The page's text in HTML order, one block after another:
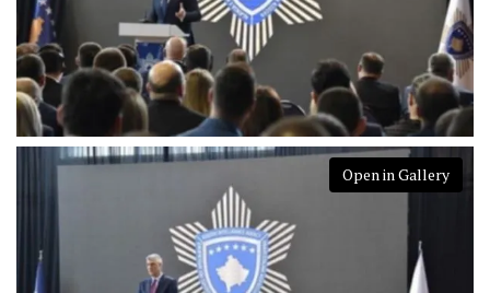
Open in Gallery